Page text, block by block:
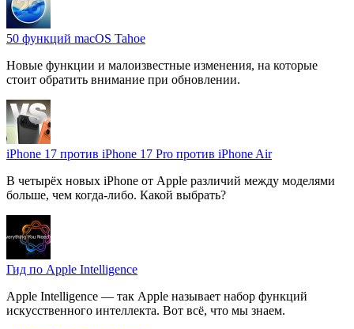
50 функций macOS Tahoe
Новые функции и малоизвестные изменения, на которые
стоит обратить внимание при обновлении.
iPhone 17 против iPhone 17 Pro против iPhone Air
В четырёх новых iPhone от Apple различий между моделями
больше, чем когда-либо. Какой выбрать?
Гид по Apple Intelligence
Apple Intelligence — так Apple называет набор функций
искусственного интеллекта. Вот всё, что мы знаем.